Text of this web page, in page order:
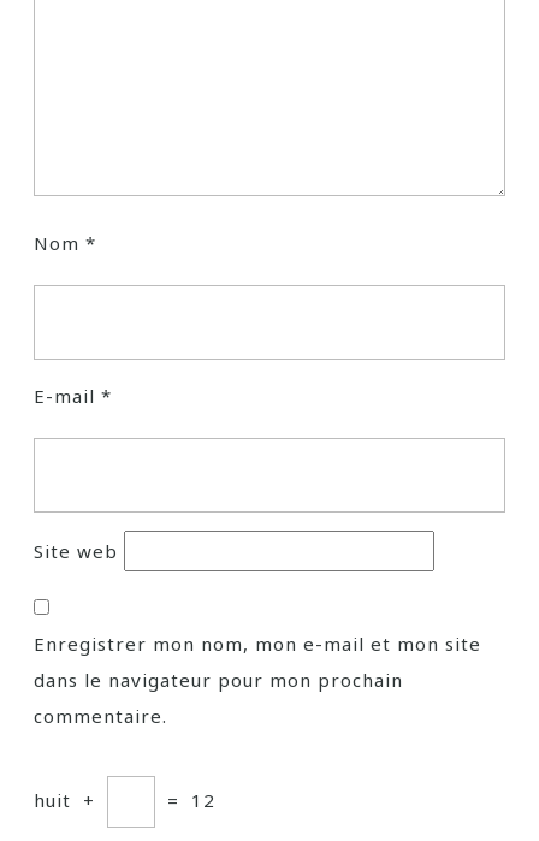
Nom *
E-mail *
Site web
Enregistrer mon nom, mon e-mail et mon site
dans le navigateur pour mon prochain
commentaire.
huit + = 12